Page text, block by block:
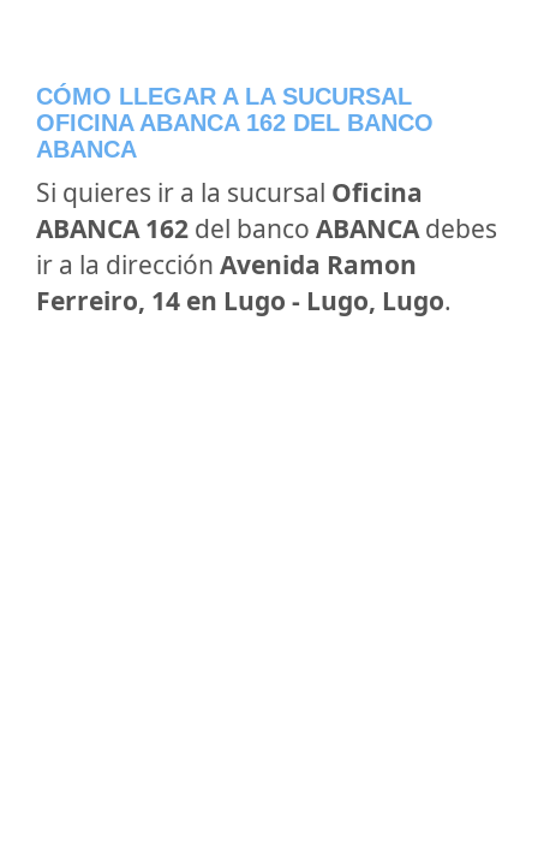
CÓMO LLEGAR A LA SUCURSAL
OFICINA ABANCA 162 DEL BANCO
ABANCA
Si quieres ir a la sucursal Oficina
ABANCA 162 del banco ABANCAdebes
ir a la dirección Avenida Ramon
Ferreiro, 14 en Lugo - Lugo, Lugo.